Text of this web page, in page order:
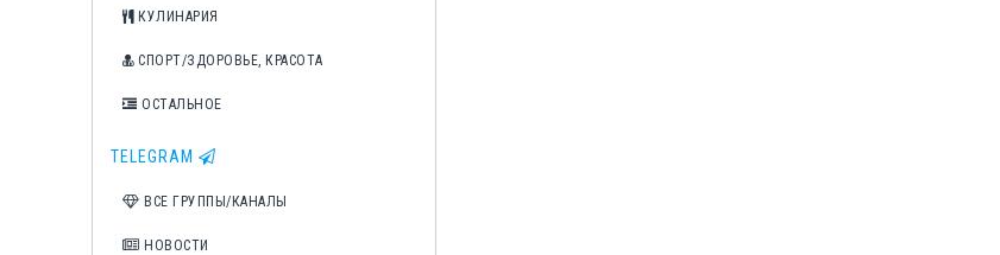
КУЛИНАРИЯ
СПОРТ/ЗДОРОВЬЕ, КРАСОТА
ОСТАЛЬНОЕ
TELEGRAM
ВСЕ ГРУППЫ/КАНАЛЫ
НОВОСТИ